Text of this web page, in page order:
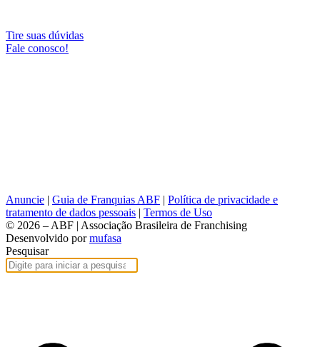
Tire suas dúvidas
Fale conosco!
Anuncie | Guia de Franquias ABF | Política de privacidade e
tratamento de dados pessoais | Termos de Uso
© 2026 – ABF | Associação Brasileira de Franchising
Desenvolvido pormufasa
Pesquisar